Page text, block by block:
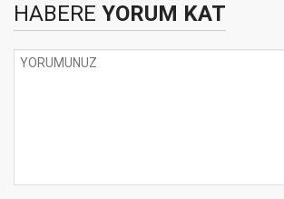
HABERE YORUM KAT